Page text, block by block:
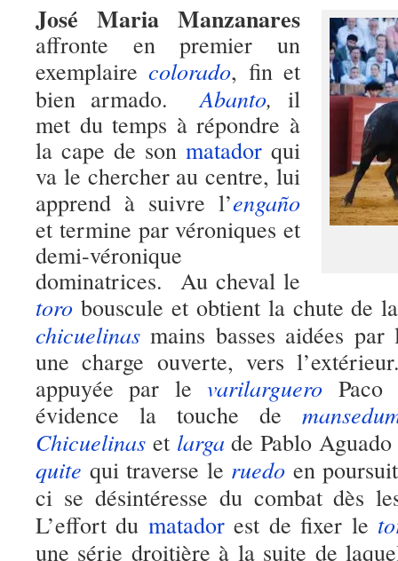
José Maria Manzanares
affronte en premier un
exemplairecolorado, fin et
bien armado. Abanto, il
met du temps à répondre à
la cape de son matador qui
va le chercher au centre, lui
apprend à suivre l’engaño
et termine par véroniques et
demi-véronique
dominatrices. Au cheval le
toro bouscule et obtient la chute de
chicuelinas mains basses aidées
une charge ouverte, vers
appuyée par levarilarguero
évidence la touche de
Chicuelinas et larga de Pablo
quite qui traverse le ruedo en
ci se désintéresse du combat dès
L’effort du matadorest de fixer le
une série droitière à la suite de